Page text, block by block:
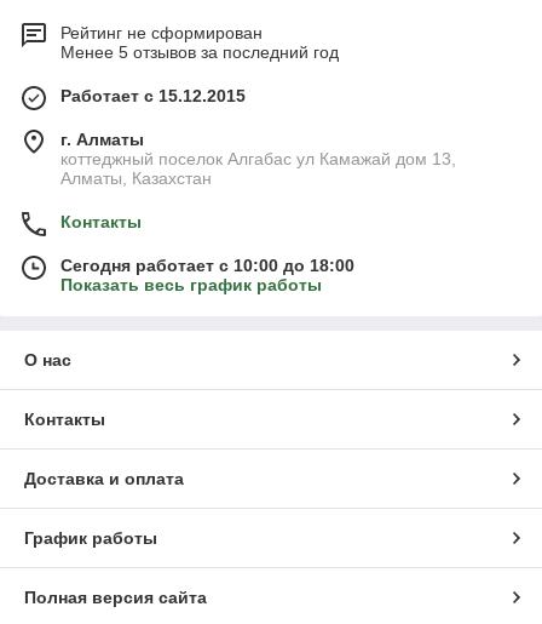
Рейтинг не сформирован
Менее 5 отзывов за последний год
Работает с 15.12.2015
г. Алматы
коттеджный поселок Алгабас ул Камажай дом 13,
Алматы, Казахстан
Контакты
Сегодня работает с 10:00 до 18:00
Показать весь график работы
О нас
Контакты
Доставка и оплата
График работы
Полная версия сайта